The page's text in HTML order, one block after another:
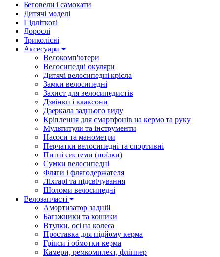
Беговели і самокати
Дитячі моделі
Підліткові
Дорослі
Триколісні
Аксесуари
Велокомп'ютери
Велосипедні окуляри
Дитячі велосипедні крісла
Замки велосипедні
Захист для велосипедистів
Дзвінки і клаксони
Дзеркала заднього виду
Кріплення для смартфонів на кермо та руку
Мультитули та інструменти
Насоси та манометри
Перчатки велосипедні та спортивні
Питні системи (поїлки)
Сумки велосипедні
Фляги і флягодержателя
Ліхтарі та підсвічування
Шоломи велосипедні
Велозапчасті
Амортизатор задній
Багажники та кошики
Втулки, осі на колеса
Проставка для підйому керма
Гріпси і обмотки керма
Камери, ремкомплект, фліппер